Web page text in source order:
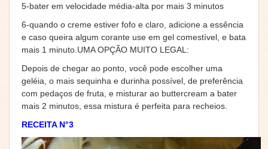
5-bater em velocidade média-alta por mais 3 minutos
6-quando o creme estiver fofo e claro, adicione a essência
e caso queira algum corante use em gel comestível, e bata
mais 1 minuto.UMA OPÇÃO MUITO LEGAL:
Depois de chegar ao ponto, você pode escolher uma
geléia, o mais sequinha e durinha possível, de preferência
com pedaços de fruta, e misturar ao buttercream a bater
mais 2 minutos, essa mistura é perfeita para recheios.
RECEITA N°3